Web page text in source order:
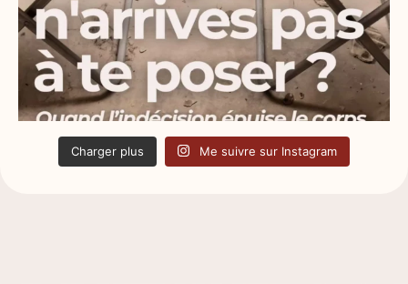
Charger plus Me suivre sur Instagram